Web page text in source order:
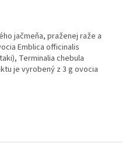
jačmeňa, praženej raže a
Emblica officinalis
Terminalia chebula
je vyrobený z 3 g ovocia